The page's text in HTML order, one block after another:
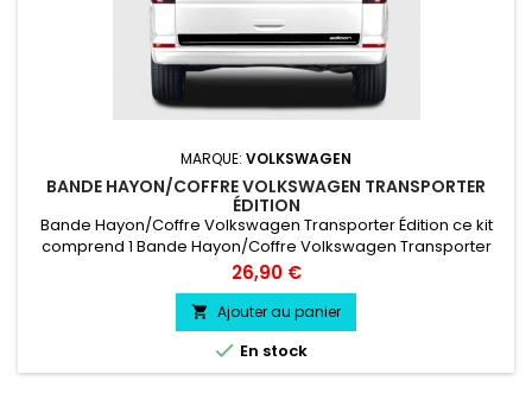
MARQUE: VOLKSWAGEN
BANDE HAYON/COFFRE VOLKSWAGEN TRANSPORTER
ÉDITION
Bande Hayon/Coffre Volkswagen Transporter Édition ce kit
comprend 1 Bande Hayon/Coffre Volkswagen Transporter
Édition Couleur au choix vinyle professionnel très résistant
Prix
26,90 €
 Ajouter au panier
 En stock